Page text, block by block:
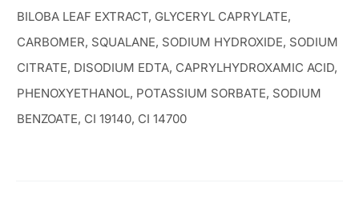
BILOBA LEAF EXTRACT, GLYCERYL CAPRYLATE,
CARBOMER, SQUALANE, SODIUM HYDROXIDE, SODIUM
CITRATE, DISODIUM EDTA, CAPRYLHYDROXAMIC ACID,
PHENOXYETHANOL, POTASSIUM SORBATE, SODIUM
BENZOATE, CI 19140, CI 14700